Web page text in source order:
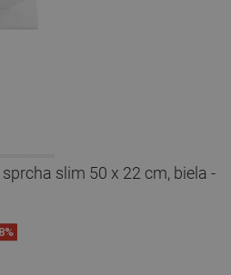
slim 50 x 22 cm, biela -